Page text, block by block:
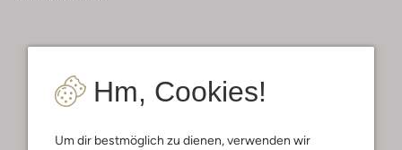
Hm, Cookies!
Um dir bestmöglich zu dienen, verwenden wir
Kostenloser Versand
Mitglieder in Deutschland